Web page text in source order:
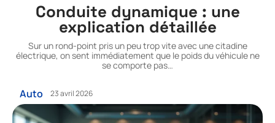
Conduite dynamique : une
explication détaillée
Sur un rond-point pris un peu trop vite avec une citadine
électrique, on sent immédiatement que le poids du véhicule ne
se comporte pas…
Auto 23 avril 2026